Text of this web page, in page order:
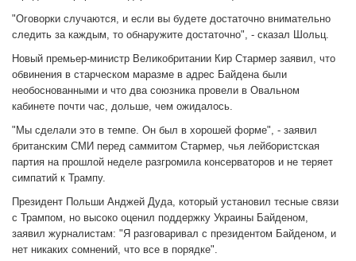
"Оговорки случаются, и если вы будете достаточно внимательно
следить за каждым, то обнаружите достаточно", - сказал Шольц.
Новый премьер-министр Великобритании Кир Стармер заявил, что
обвинения в старческом маразме в адрес Байдена были
необоснованными и что два союзника провели в Овальном
кабинете почти час, дольше, чем ожидалось.
"Мы сделали это в темпе. Он был в хорошей форме", - заявил
британским СМИ перед саммитом Стармер, чья лейбористская
партия на прошлой неделе разгромила консерваторов и не теряет
симпатий к Трампу.
Президент Польши Анджей Дуда, который установил тесные связи
с Трампом, но высоко оценил поддержку Украины Байденом,
заявил журналистам: "Я разговаривал с президентом Байденом, и
нет никаких сомнений, что все в порядке".